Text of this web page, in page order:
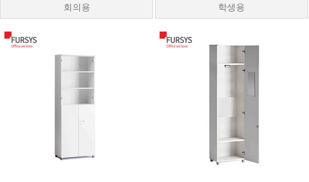
회의용 학생용